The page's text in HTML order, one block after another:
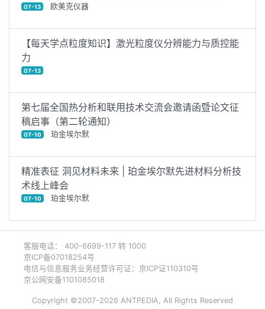
07-13 欧美克仪器
【每天学点粒度知识】激光粒度仪分辨能力与质控能
力
07-13
第七届全国热分析和联用技术交流会邀请函暨论文征
稿启事（第二轮通知）
07-10 珀金埃尔默
精准表征 洞见材料未来 | 珀金埃尔默先进材料分析技
术线上峰会
07-10 珀金埃尔默
客服电话： 400-6699-117 转 1000
京ICP备07018254号
电信与信息服务业务经营许可证：京ICP证110310号
京公网安备1101085018
Copyright ©2007-2026 ANTPEDIA, All Rights Reserved